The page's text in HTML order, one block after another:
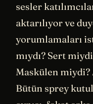
sesler
aktarılıyor ve
yorumlamaları
mıydı? Sert
Maskülen
Bütün sprey